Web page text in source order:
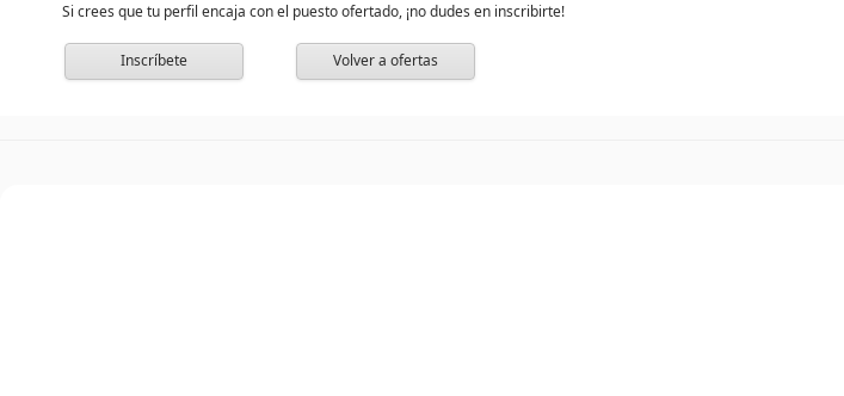
Si crees que tu perfil encaja con el puesto ofertado, ¡no dudes en inscribirte!
Inscríbete Volver a ofertas